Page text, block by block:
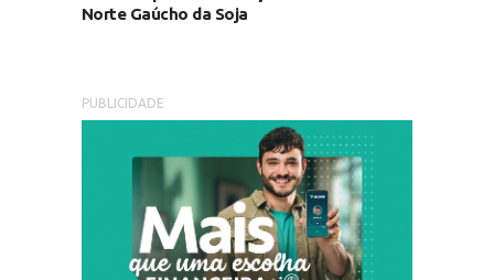
Norte Gaúcho da Soja
PUBLICIDADE